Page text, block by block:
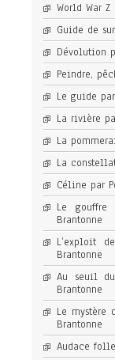
World War Z
Guide de
Dévolution
Peindre,
Le guide
La rivière
La
La
Céline par
Le
Brantonne
L’exploit
Brantonne
Au seuil
Brantonne
Le mystère
Brantonne
Audace